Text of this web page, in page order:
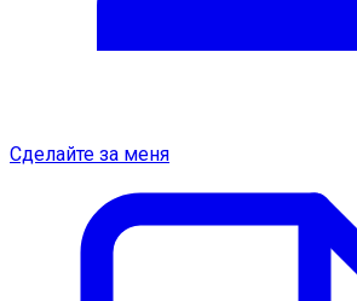
Сделайте за меня